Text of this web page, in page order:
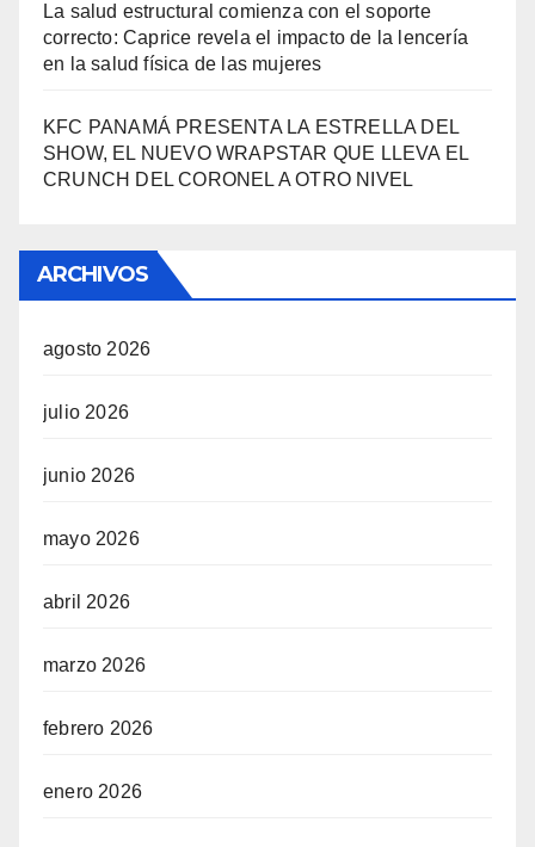
La salud estructural comienza con el soporte
correcto: Caprice revela el impacto de la lencería
en la salud física de las mujeres
KFC PANAMÁ PRESENTA LA ESTRELLA DEL
SHOW, EL NUEVO WRAPSTAR QUE LLEVA EL
CRUNCH DEL CORONEL A OTRO NIVEL
ARCHIVOS
agosto 2026
julio 2026
junio 2026
mayo 2026
abril 2026
marzo 2026
febrero 2026
enero 2026